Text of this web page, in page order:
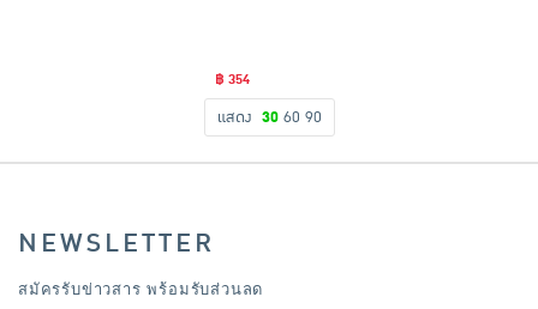
฿ 354
แสดง 30 60 90
NEWSLETTER
สมัครรับข่าวสาร พร้อมรับส่วนลด